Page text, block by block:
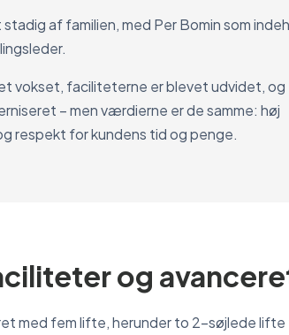
af familien, med Per Bomin som
vokset, faciliteterne er blevet udvidet, og
– men værdierne er de samme: høj
respekt for kundens tid og penge.
og
med fem lifte, herunder to 2-søjlede